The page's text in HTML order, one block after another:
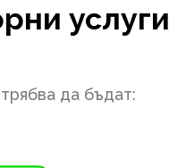
услуги
да бъдат: